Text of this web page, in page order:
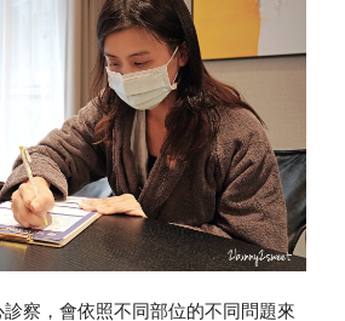
察，會依照不同部位的不同問題來